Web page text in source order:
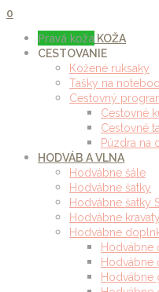
0
Pravá koža KOŽA
CESTOVANIE
Kožené ruksaky
Tašky na
Cestovný
Cestovné
Cestovné
Púzdra na
HODVÁB A VLNA
Hodvábne šále
Hodvábne šatky
Hodvábne šatky
Hodvábne kravaty
Hodvábne
Hodvábne
Hodvábne
Hodvábne